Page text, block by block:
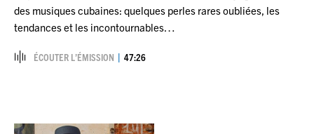
des musiques cubaines: quelques perles rares oubliées, les
tendances et les incontournables…
ÉCOUTER L’ÉMISSION 47:26